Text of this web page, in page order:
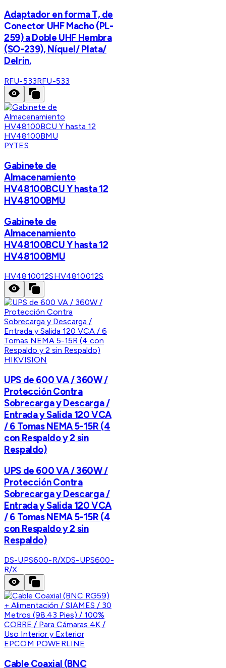
Adaptador en forma T, de
Conector UHF Macho (PL-
259) a Doble UHF Hembra
(SO-239), Níquel/ Plata/
Delrin.
RFU-533RFU-533
PYTES
Gabinete de
Almacenamiento
HV48100BCU Y hasta 12
HV48100BMU
Gabinete de
Almacenamiento
HV48100BCU Y hasta 12
HV48100BMU
HV4810012SHV4810012S
HIKVISION
UPS de 600 VA / 360W /
Protección Contra
Sobrecarga y Descarga /
Entrada y Salida 120 VCA
/ 6 Tomas NEMA 5-15R (4
con Respaldo y 2 sin
Respaldo)
UPS de 600 VA / 360W /
Protección Contra
Sobrecarga y Descarga /
Entrada y Salida 120 VCA
/ 6 Tomas NEMA 5-15R (4
con Respaldo y 2 sin
Respaldo)
DS-UPS600-R/XDS-UPS600-
R/X
EPCOM POWERLINE
Cable Coaxial (BNC